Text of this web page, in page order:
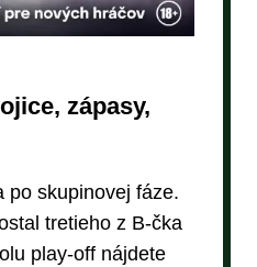
zápasy,
po skupinovej fáze.
tretieho z B-čka
play-off nájdete